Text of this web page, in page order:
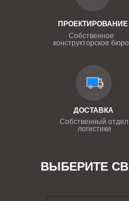
ПРОЕКТИРОВАНИЕ
Собственное
конструкторское бюро
ДОСТАВКА
Собственный отдел
логистики
ВЫБЕРИТЕ